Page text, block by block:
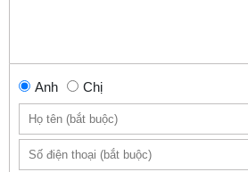
Anh Chị